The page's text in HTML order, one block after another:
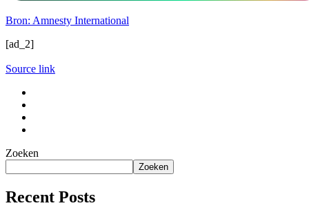
Bron: Amnesty International
[ad_2]
Source link
Zoeken
Zoeken
Recent Posts